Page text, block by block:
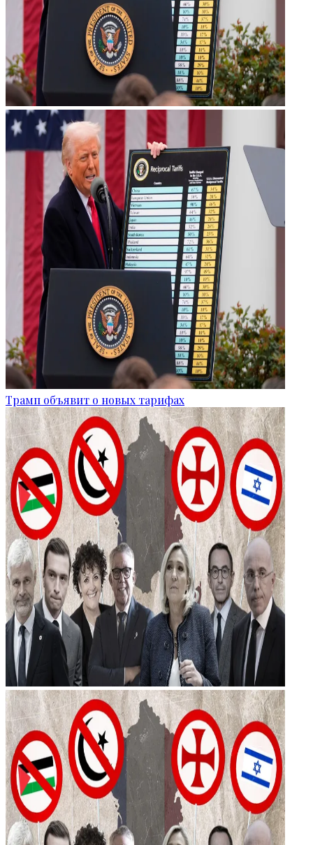
Трамп объявит о новых тарифах